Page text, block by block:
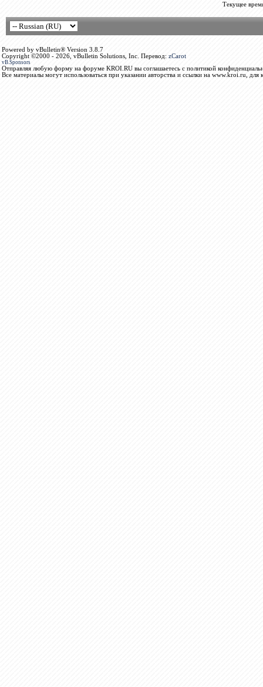
Текущее
Powered by vBulletin® Version 3.8.7
Copyright ©2000 - 2026, vBulletin Solutions, Inc. Перевод: zCarot
vB.Sponsors
Отправляя любую форму на форуме KROI.RU вы соглашаетесь с политикой
Все материалы могут использоваться при указании авторства и ссылки на www.kroi.ru, для